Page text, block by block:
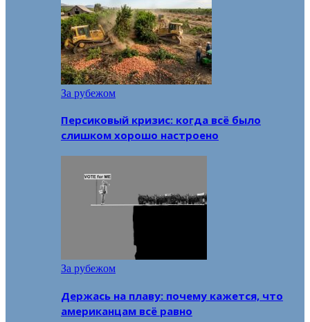
За рубежом
Персиковый кризис: когда всё было
слишком хорошо настроено
За рубежом
Держась на плаву: почему кажется, что
американцам всё равно